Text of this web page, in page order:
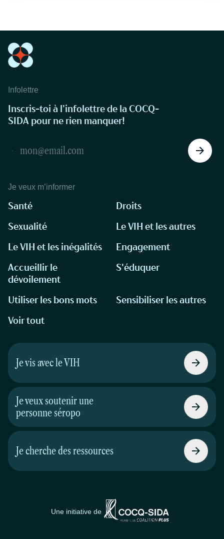
Infolettre
Inscris-toi à l’infolettre de la COCQ-
SIDA pour ne rien manquer!
Je veux m’informer
Santé
Droits
Sexualité
Le VIH et les autres
Le VIH et les inégalités
Engagement
Accueillir le
dévoilement
S'éduquer
Utiliser les bons mots
Sensibiliser les autres
Voir tout
Je vis avec le VIH
Je veux soutenir une
personne séropo
Je cherche des ressources
Une initiative de